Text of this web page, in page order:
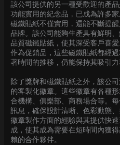
該公司提供的另一種受歡迎的產
功能實用的紀念品，已成為許多
磁鐵貼紙不僅實用，還能不斷提
品牌。該公司能夠生產具有鮮明
品質磁鐵貼紙，使其深受客戶喜
作為促銷品，這些磁鐵貼紙都經
著時間的推移，仍能保持其吸引力
除了獎牌和磁鐵貼紙之外，該公
的客製化徽章。這些徽章有各種
合機構、俱樂部、商務場合等。
訊息，確保設計清晰、色彩動態
徽章製作方面的經驗與其提供快
成，使其成為需要在短時間內獲
賴的合作夥伴。